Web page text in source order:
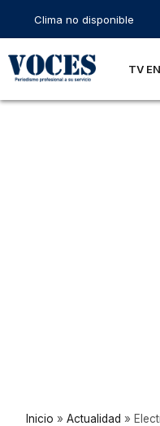
Clima no disponible
TV
Inicio » Actualidad »